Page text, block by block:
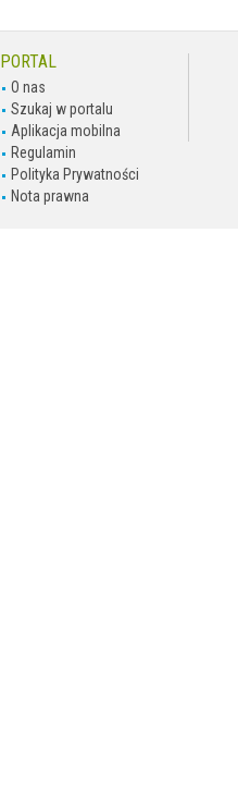
PORTAL
O nas
Szukaj w portalu
Aplikacja mobilna
Regulamin
Polityka Prywatności
Nota prawna